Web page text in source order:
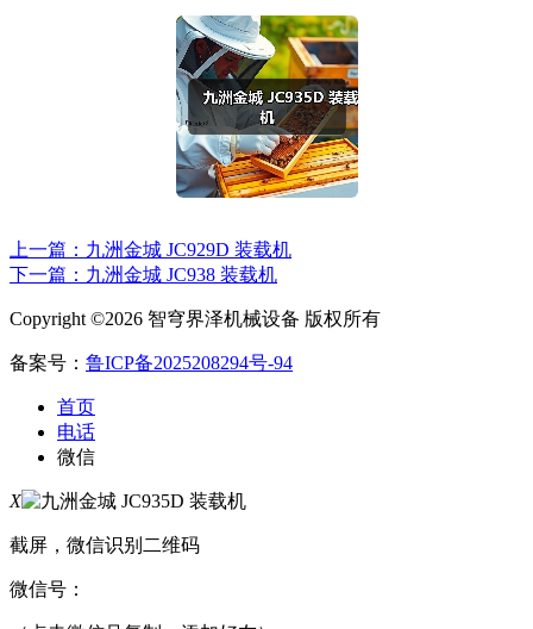
上一篇：九洲金城 JC929D 装载机
下一篇：九洲金城 JC938 装载机
Copyright ©2026 智穹界泽机械设备 版权所有
备案号： 鲁ICP备2025208294号-94
首页
电话
微信
X
截屏，微信识别二维码
微信号：